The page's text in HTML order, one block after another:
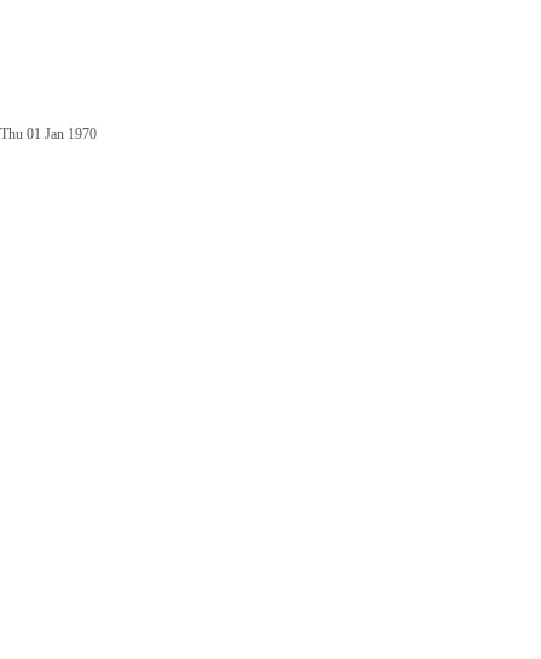
Thu 01 Jan 1970